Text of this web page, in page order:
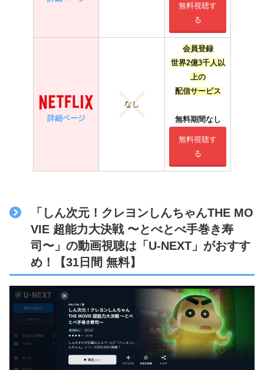
無料視聴す
る
詳細ページ
なし
会員登録
世界2億3千人以
上の
配信サービス
無料期間なし
無料視聴す
る
「しん次元！クレヨンしんちゃんTHE MO
VIE 超能力大決戦 〜とべとべ手巻き寿
司〜」の動画視聴は「U-NEXT」がおすす
め！【31日間 無料】